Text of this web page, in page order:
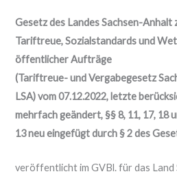
Gesetz des Landes Sachsen-Anhalt
Tariftreue, Sozialstandards und
öffentlicher Aufträge
(Tariftreue- und Vergabegesetz
LSA) vom 07.12.2022, letzte
mehrfach geändert, §§ 8, 11, 17, 18
13 neu eingefügt durch § 2 des
veröffentlicht im GVBl. für das Land